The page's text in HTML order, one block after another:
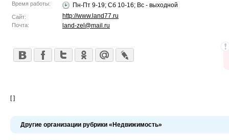
Время работы: Пн-Пт 9-19; Сб 10-16; Вс - выходной
Сайт: http://www.land77.ru
Почта: land-zel@mail.ru
[ ]
Другие организации рубрики «Недвижимость»